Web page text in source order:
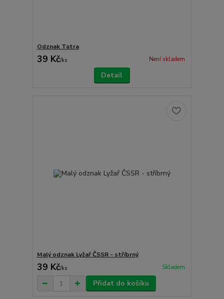
Odznak Tatra
39 Kč/ks Není skladem
Detail
Malý odznak Lyžař ČSSR - stříbrný
39 Kč/ks Skladem
Přidat do košíku